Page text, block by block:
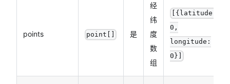
points point[] 是
经
纬
度
数
组
{latitude:
0,
longitude:
0}